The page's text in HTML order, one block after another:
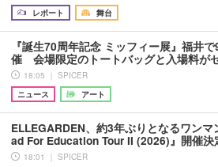
レポート
舞台
『誕生70周年記念 ミッフィー展』福井
催 会場限定のトートバッグと入場料が
18:05 ｜ SPICER
ニュース
アート
ELLEGARDEN、約3年ぶりとなるワンマ
ad For Education Tour II (2026)』開催決
18:01 ｜ SPICER